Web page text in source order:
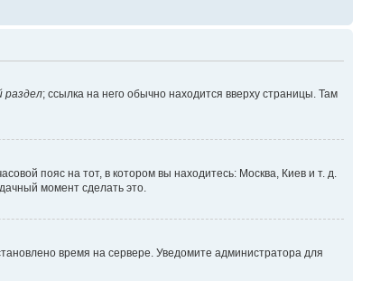
раздел; ссылка на него обычно находится вверху страницы. Там
пояс на тот, в котором вы находитесь: Москва, Киев и т. д.
момент сделать это.
время на сервере. Уведомите администратора для